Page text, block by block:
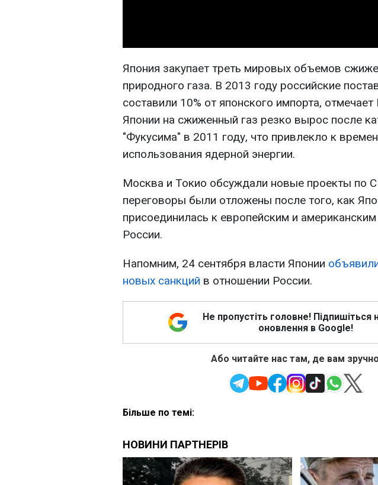
Япония закупает треть мировых объемов
природного газа. В 2013 году российские
составили 10% от японского импорта,
Японии на сжиженный газ резко вырос после
"Фукусима" в 2011 году, что привлекло к
использования ядерной энергии.
Москва и Токио обсуждали новые проекты по
переговоры были отложены после того, как
присоединилась к европейским и
России.
Напомним, 24 сентября власти Японии
новых санкций в отношении России.
Не пропустіть головне! Підпишіться
оновлення в Google!
Або читайте нас там, де вам
Більше по темі: